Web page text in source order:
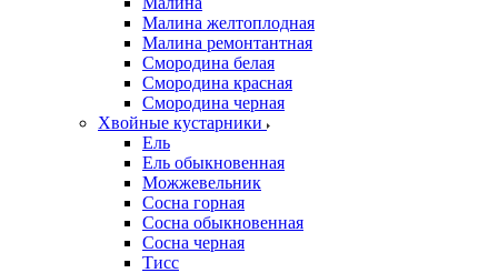
Малина желтоплодная
Малина ремонтантная
Смородина белая
Смородина красная
Смородина черная
Хвойные кустарники
Ель
Ель обыкновенная
Можжевельник
Сосна горная
Сосна обыкновенная
Сосна черная
Тисс